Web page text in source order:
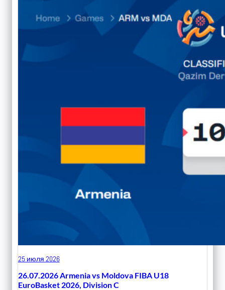
25 июля 2026
26.07.2026 Armenia vs Moldova FIBA U18
EuroBasket 2026, Division C